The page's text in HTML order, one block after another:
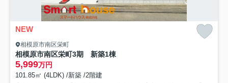
NEW
相模原市南区栄町
相模原市南区栄町3期 新築1棟
5,999万円
101.85㎡ (4LDK) /新築 /2階建